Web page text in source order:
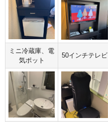
ミニ冷蔵庫、電
気ポット
50インチテレビ